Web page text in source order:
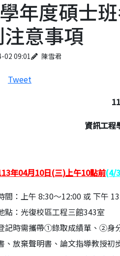
年度碩士
意事項
02 09:01 陳雪君
Tweet
資訊工程
年04月10日(三)上午10點前(4/
間：上午 8:30～12:00 或 下午
點：光復校區工程三館343室
記時需攜帶①錄取成績單、②身
、放棄聲明書、論文指導教授初